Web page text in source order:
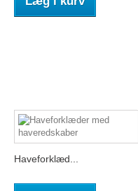
Haveforklæd...